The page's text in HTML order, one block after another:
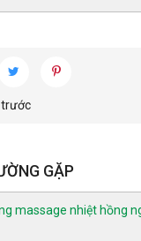
trước
GẶP
massage nhiệt hồng